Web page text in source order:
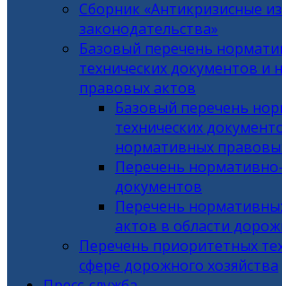
Сборник «Антикризисные
законодательства»
Базовый перечень
технических документов и
правовых актов
Базовый перечень
технических
нормативных
Перечень
документов
Перечень
актов в области
Перечень приоритетных
сфере дорожного хозяйства